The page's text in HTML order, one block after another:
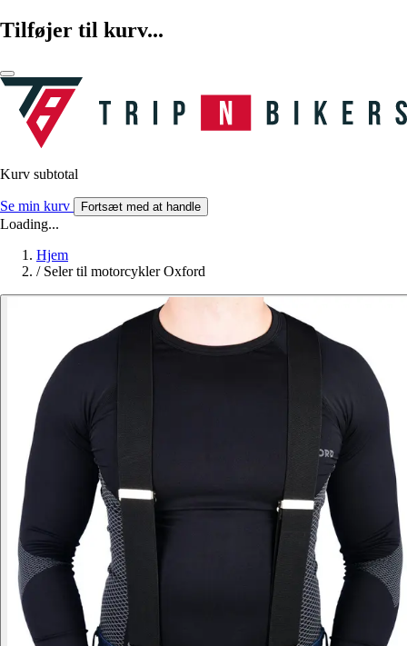
Tilføjer til kurv...
Kurv subtotal
Se min kurv Fortsæt med at handle
Loading...
Hjem
/ Seler til motorcykler Oxford